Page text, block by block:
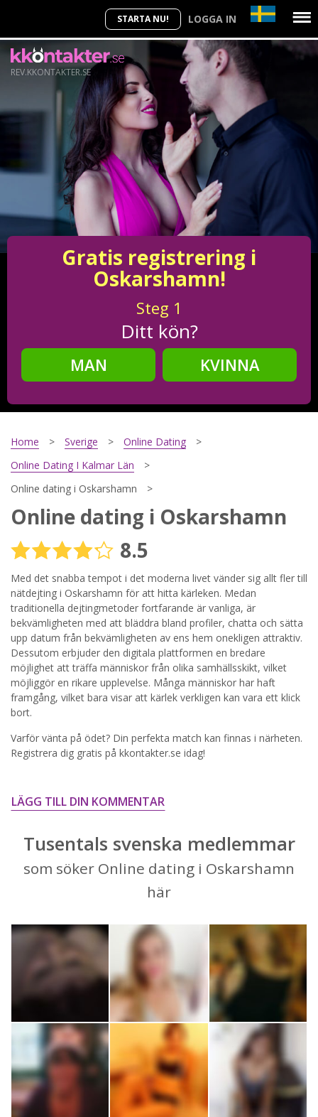
STARTA NU! LOGGA IN
REV.KKONTAKTER.SE
Gratis registrering i
Oskarshamn!
Steg 1
Ditt kön?
MAN
KVINNA
Steg2
Steg
Din mailadress?
Genom att registrera godkänner jagVillkorenoch
Sekretesspolicyn. Jag godkänner att ta emot information och
reklam via e-post från hemsidans operatörer. Jag kan dra
tillbaka godkännande när jag vill.
STARTA NU!
Home Sverige
Online Dating
Online Dating I Kalmar Län
Online dating i Oskarshamn
Online dating i Oskarshamn
8.5
Med det snabba tempot i det moderna livet vänder sig allt fler till
nätdejting i Oskarshamn för att hitta kärleken. Medan
traditionella dejtingmetoder fortfarande är vanliga, är
bekvämligheten med att bläddra bland profiler, chatta och sätta
upp datum från bekvämligheten av ens hem onekligen attraktiv.
Dessutom erbjuder den digitala plattformen en bredare
möjlighet att träffa människor från olika samhällsskikt, vilket
möjliggör en rikare upplevelse. Många människor har haft
framgång, vilket bara visar att kärlek verkligen kan vara ett klick
bort.
Varför vänta på ödet? Din perfekta match kan finnas i närheten.
Registrera dig gratis på kkontakter.se idag!
LÄGG TILL DIN KOMMENTAR
Tusentals svenska medlemmar
som söker Online dating i Oskarshamn
här